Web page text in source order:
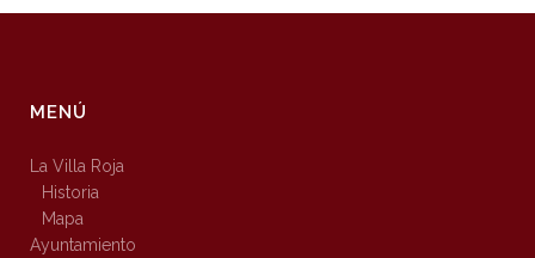
MENÚ
La Villa Roja
Historia
Mapa
Ayuntamiento